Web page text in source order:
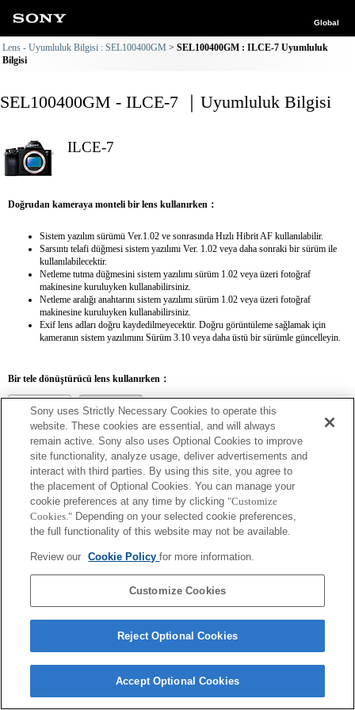
Global
Lens - Uyumluluk Bilgisi : SEL100400GM
SEL100400GM : ILCE-7 Uyumluluk
Bilgisi
SEL100400GM - ILCE-7 ｜Uyumluluk Bilgisi
ILCE-7
Doğrudan kameraya monteli bir lens kullanırken：
Sistem yazılım sürümü Ver.1.02 ve sonrasında Hızlı Hibrit AF kullanılabilir.
Sarsıntı telafi düğmesi sistem yazılımı Ver. 1.02 veya daha sonraki bir sürüm ile
kullanılabilecektir.
Netleme tutma düğmesini sistem yazılımı sürüm 1.02 veya üzeri fotoğraf
makinesine kuruluyken kullanabilirsiniz.
Netleme aralığı anahtarını sistem yazılımı sürüm 1.02 veya üzeri fotoğraf
makinesine kuruluyken kullanabilirsiniz.
Exif lens adları doğru kaydedilmeyecektir. Doğru görüntüleme sağlamak için
kameranın sistem yazılımını Sürüm 3.10 veya daha üstü bir sürümle güncelleyin.
Bir tele dönüştürücü lens kullanırken：
SEL14TC SEL20TC
SEL14TC
Kamera Sürekli AF özelliğine ayarlandığında netleme yapamayabilir.
Exif lens adı için netleme uzaklığı ve maksimum diyafram açıklığı büyütme değerleri
kullanılarak listelenir. Ancak diyafram açıklığı büyütme değerleri büyütme oranıyla
makinesi sistem yazılımını Sürüm 3.10 veya daha yüksek bir sürüme güncellerseniz
Sony uses Strictly Necessary Cookies to operate this
website. These cookies are essential, and will always
remain active. Sony also uses Optional Cookies to improve
site functionality, analyze usage, deliver advertisements and
interact with third parties. By using this site, you agree to
the placement of Optional Cookies. You can manage your
cookie preferences at any time by clicking "Customize
Cookies." Depending on your selected cookie preferences,
the full functionality of this website may not be available.
Review our Cookie Policyfor more information.
Customize Cookies
Reject Optional Cookies
Accept Optional Cookies